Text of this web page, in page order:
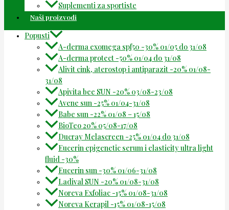
Suplementi za sportiste
Naši proizvodi
Popusti
A-derma exomega spf50 -30% 01/05 do 31/08
A-derma protect -50% 01/04 do 31/08
Alivit cink, aterostop i antiparazit -20% 01/08-
31/08
Apivita bee SUN -20% 03/08-23/08
Avene sun -25% 01/04-31/08
Babe sun -22% 01/08 – 15/08
BioTeo 20% 05/08-17/08
Ducray Melascreen -25% 01/04 do 31/08
Eucerin epigenetic serum i elasticity ultra light
fluid -30%
Eucerin sun -30% 01/06-31/08
Ladival SUN -20% 01/08-31/08
Noreva Exfoliac -15% 01/08-31/08
Noreva Kerapil -15% 01/08-15/08